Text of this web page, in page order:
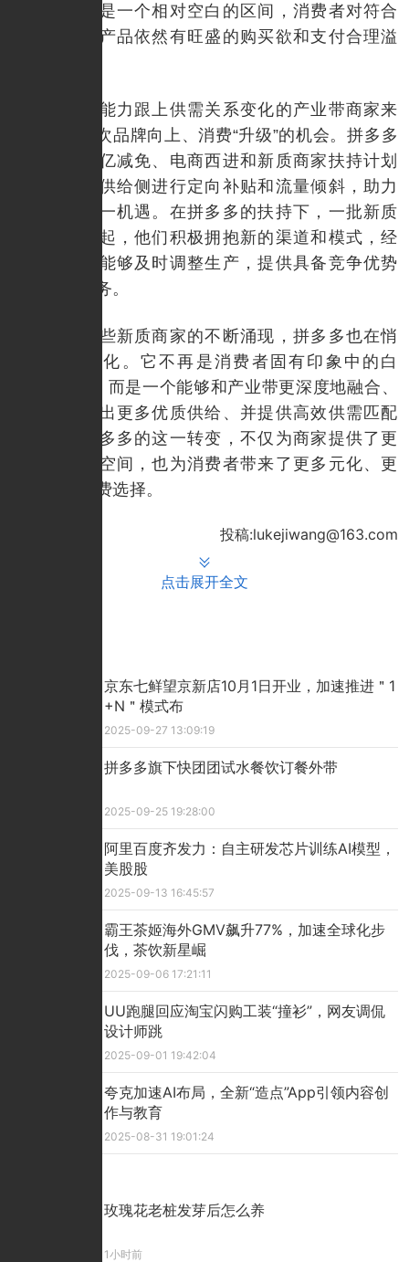
行业中仍然是一个相对空白的区间，消费者对符合
他们需求的产品依然有旺盛的购买欲和支付合理溢
对于有能力跟上供需关系变化的产业带商家来
说，这是一次品牌向上、消费“升级”的机会。拼多多
通过推出百亿减免、电商西进和新质商家扶持计划
等措施，对供给侧进行定向补贴和流量倾斜，助力
商家抓住这一机遇。在拼多多的扶持下，一批新质
商家正在崛起，他们积极拥抱新的渠道和模式，经
营效率高，能够及时调整生产，提供具备竞争优势
的产品和服务。
随着这些新质商家的不断涌现，拼多多也在悄
然发生着变化。它不再是消费者固有印象中的白
牌“集散地”，而是一个能够和产业带更深度地融合、
吸引并筛选出更多优质供给、并提供高效供需匹配
的平台。拼多多的这一转变，不仅为商家提供了更
广阔的增长空间，也为消费者带来了更多元化、更
高品质的消费选择。
投稿:lukejiwang@163.com
点击展开全文
京东七鲜望京新店10月1日开业，加速推进＂1
+N＂模式布
2025-09-27 13:09:19
拼多多旗下快团团试水餐饮订餐外带
2025-09-25 19:28:00
​阿里百度齐发力：自主研发芯片训练AI模型，
美股股
2025-09-13 16:45:57
霸王茶姬海外GMV飙升77%，加速全球化步
伐，茶饮新星崛
2025-09-06 17:21:11
UU跑腿回应淘宝闪购工装“撞衫”，网友调侃
设计师跳
2025-09-01 19:42:04
夸克加速AI布局，全新“造点”App引领内容创
作与教育
2025-08-31 19:01:24
玫瑰花老桩发芽后怎么养
1小时前